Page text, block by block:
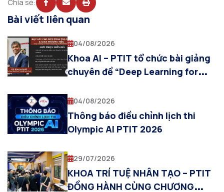
Chia sẻ:
Bài viết liên quan
04/08/2026
Khoa AI – PTIT tổ chức bài giảng
chuyên đề “Deep Learning for
Multimodal AI”
04/08/2026
Thông báo điều chỉnh lịch thi
Olympic AI PTIT 2026
29/07/2026
KHOA TRÍ TUỆ NHÂN TẠO – PTIT
ĐỒNG HÀNH CÙNG CHƯƠNG